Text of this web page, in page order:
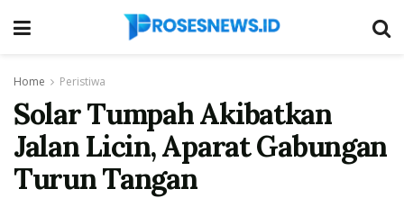
Home Peristiwa
Solar Tumpah Akibatkan
Jalan Licin, Aparat Gabungan
Turun Tangan